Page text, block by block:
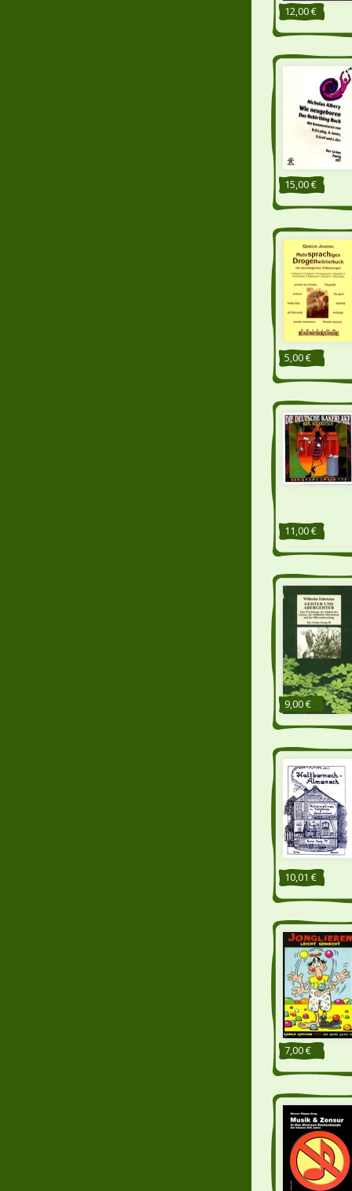
12,00 €
15,00 €
5,00 €
11,00 €
9,00 €
10,01 €
7,00 €